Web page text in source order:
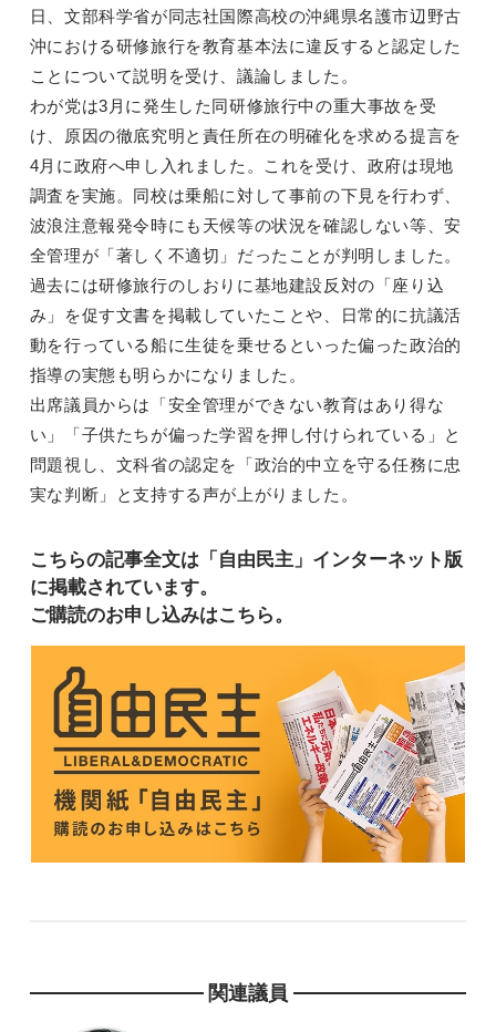
日、文部科学省が同志社国際高校の沖縄県名護市辺野古
沖における研修旅行を教育基本法に違反すると認定した
ことについて説明を受け、議論しました。
わが党は3月に発生した同研修旅行中の重大事故を受
け、原因の徹底究明と責任所在の明確化を求める提言を
4月に政府へ申し入れました。これを受け、政府は現地
調査を実施。同校は乗船に対して事前の下見を行わず、
波浪注意報発令時にも天候等の状況を確認しない等、安
全管理が「著しく不適切」だったことが判明しました。
過去には研修旅行のしおりに基地建設反対の「座り込
み」を促す文書を掲載していたことや、日常的に抗議活
動を行っている船に生徒を乗せるといった偏った政治的
指導の実態も明らかになりました。
出席議員からは「安全管理ができない教育はあり得な
い」「子供たちが偏った学習を押し付けられている」と
問題視し、文科省の認定を「政治的中立を守る任務に忠
実な判断」と支持する声が上がりました。
こちらの記事全文は「自由民主」インターネット版
に掲載されています。
ご購読のお申し込みはこちら。
関連議員